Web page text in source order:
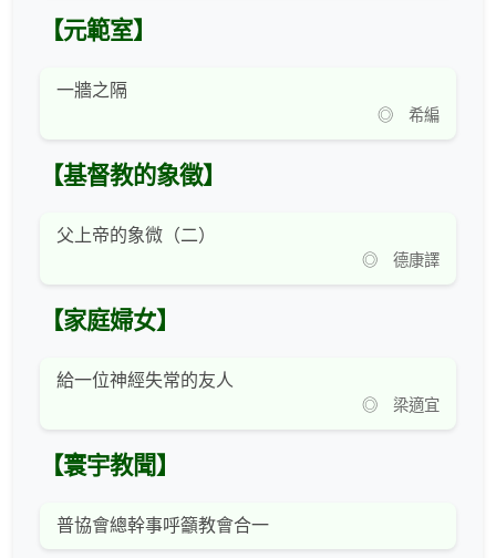
【元範室】
一牆之隔
◎ 希編
【基督教的象徵】
父上帝的象微（二）
◎ 德康譯
【家庭婦女】
給一位神經失常的友人
◎ 梁適宜
【寰宇教聞】
普協會總幹事呼籲教會合一